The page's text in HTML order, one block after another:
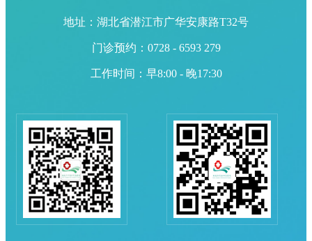
地址：湖北省潜江市广华安康路T32号
门诊预约：0728 - 6593 279
工作时间：早8:00 - 晚17:30